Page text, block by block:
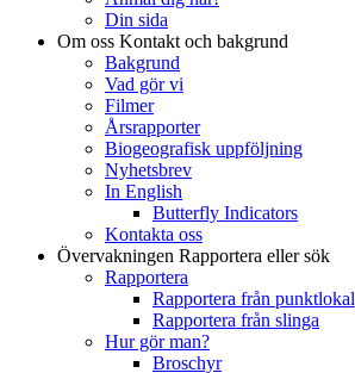
Din sida
Om oss Kontakt och bakgrund
Bakgrund
Vad gör vi
Filmer
Årsrapporter
Biogeografisk uppföljning
Nyhetsbrev
In English
Butterfly Indicators
Kontakta oss
Övervakningen Rapportera eller sök
Rapportera
Rapportera från punktlokal
Rapportera från slinga
Hur gör man?
Broschyr